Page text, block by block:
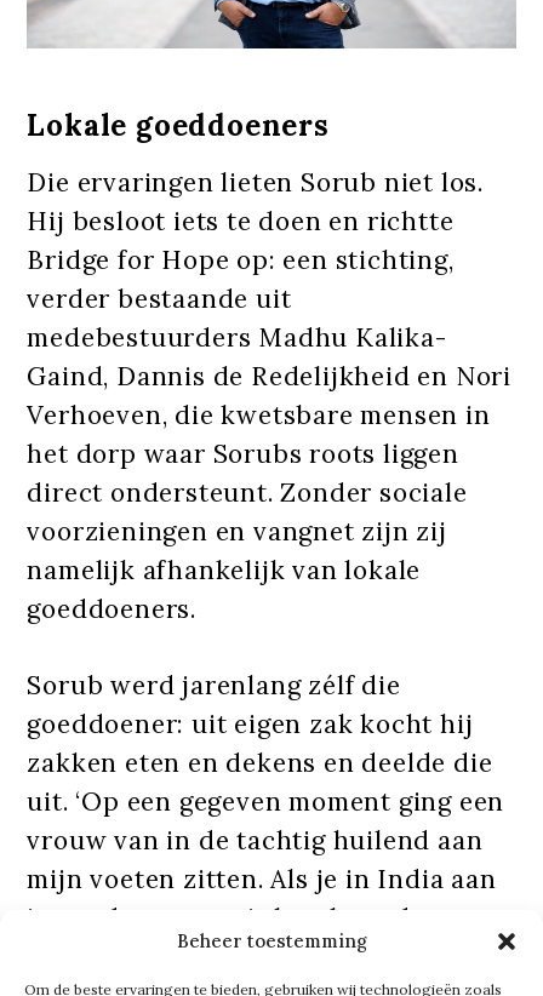
Beheer toestemming
Om de beste ervaringen te bieden, gebruiken wij technologieën zoals
Lokale goeddoeners
Die ervaringen lieten Sorub niet los.
Hij besloot iets te doen en richtte
Bridge for Hope op: een stichting,
verder bestaande uit
medebestuurders Madhu Kalika-
Gaind, Dannis de Redelijkheid en Nori
Verhoeven, die kwetsbare mensen in
het dorp waar Sorubs roots liggen
direct ondersteunt. Zonder sociale
voorzieningen en vangnet zijn zij
namelijk afhankelijk van lokale
goeddoeners.
Sorub werd jarenlang zélf die
goeddoener: uit eigen zak kocht hij
zakken eten en dekens en deelde die
uit. ‘Op een gegeven moment ging een
vrouw van in de tachtig huilend aan
mijn voeten zitten. Als je in India aan
iemands voeten zit betekent dat
respect. In de dorpen in India